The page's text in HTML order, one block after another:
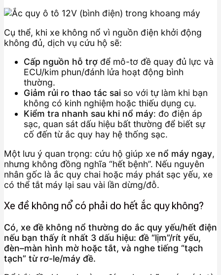
Cụ thể, khi xe không nổ vì nguồn điện khởi động
không đủ, dịch vụ cứu hộ sẽ:
Cấp nguồn hỗ trợ để mô-tơ đề quay đủ lực và
ECU/kim phun/đánh lửa hoạt động bình
thường.
Giảm rủi ro thao tác sai so với tự làm khi bạn
không có kinh nghiệm hoặc thiếu dụng cụ.
Kiểm tra nhanh sau khi nổ máy: đo điện áp
sạc, quan sát dấu hiệu bất thường để biết sự
cố đến từ ắc quy hay hệ thống sạc.
Một lưu ý quan trọng: cứu hộ giúp xe nổ máy ngay,
nhưng không đồng nghĩa “hết bệnh”. Nếu nguyên
nhân gốc là ắc quy chai hoặc máy phát sạc yếu, xe
có thể tắt máy lại sau vài lần dừng/đỗ.
Xe đề không nổ có phải do hết ắc quy không?
Có, xe đề không nổ thường do ắc quy yếu/hết điện
nếu bạn thấy ít nhất 3 dấu hiệu: đề “lịm”/rít yếu,
đèn–màn hình mờ hoặc tắt, và nghe tiếng “tạch
tạch” từ rơ-le/máy đề.